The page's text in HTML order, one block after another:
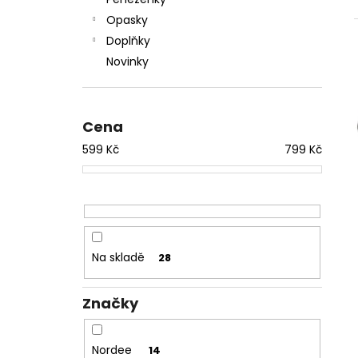
Opasky
Doplňky
Novinky
Cena
599 Kč 799 Kč
Na skladě 28
Značky
Nordee 14